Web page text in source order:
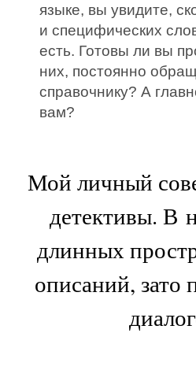
языке, вы увидите,
и специфических
есть. Готовы ли вы
них, постоянно
справочнику? А
вам?
Мой личный
детективы. В
длинных
описаний,